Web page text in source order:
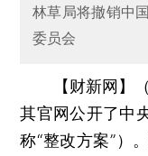
林草局将撤销中
委员会
【财新网】
其官网公开了中
称“整改方案”）